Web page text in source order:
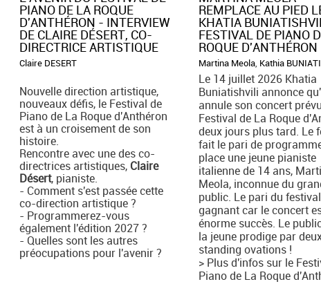
PIANO DE LA ROQUE
D'ANTHÉRON - INTERVIEW
DE CLAIRE DÉSERT, CO-
DIRECTRICE ARTISTIQUE
Claire DESERT
Nouvelle direction artistique,
nouveaux défis, le Festival de
Piano de La Roque d'Anthéron
est à un croisement de son
histoire.
Rencontre avec une des co-
directrices artistiques, Claire
Désert, pianiste.
- Comment s'est passée cette
co-direction artistique ?
- Programmerez-vous
également l'édition 2027 ?
- Quelles sont les autres
préocupations pour l'avenir ?
REMPLACE AU PIED
KHATIA
FESTIVAL DE PIANO
ROQUE D'ANTHÉRON
Martina Meola, Kathia
Le 14 juillet 2026 Khatia
Buniatishvili annonce
annule son concert
Festival de La Roque
deux jours plus tard. Le
fait le pari de
place une jeune pianiste
italienne de 14 ans,
Meola, inconnue du
public. Le pari du
gagnant car le concert
énorme succès. Le
la jeune prodige par
standing ovations !
> Plus d'infos sur le
Piano de La Roque